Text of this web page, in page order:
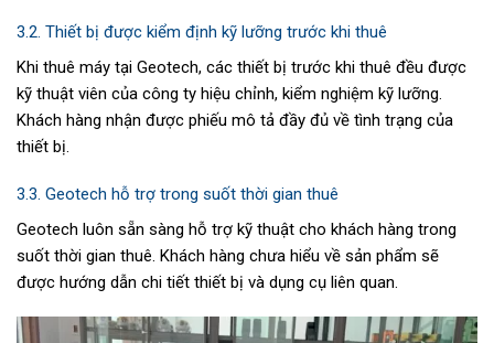
3.2. Thiết bị được kiểm định kỹ lưỡng trước khi thuê
Khi thuê máy tại Geotech, các thiết bị trước khi thuê đều được
kỹ thuật viên của công ty hiệu chỉnh, kiểm nghiệm kỹ lưỡng.
Khách hàng nhận được phiếu mô tả đầy đủ về tình trạng của
thiết bị.
3.3. Geotech hỗ trợ trong suốt thời gian thuê
Geotech luôn sẵn sàng hỗ trợ kỹ thuật cho khách hàng trong
suốt thời gian thuê. Khách hàng chưa hiểu về sản phẩm sẽ
được hướng dẫn chi tiết thiết bị và dụng cụ liên quan.